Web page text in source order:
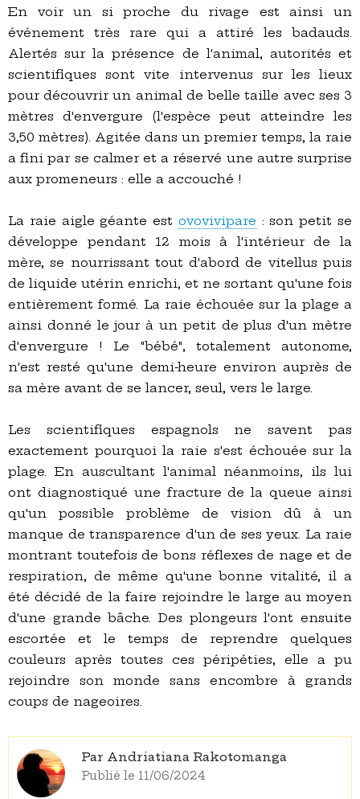
En voir un si proche du rivage est ainsi un
événement très rare qui a attiré les badauds.
Alertés sur la présence de l'animal, autorités et
scientifiques sont vite intervenus sur les lieux
pour découvrir un animal de belle taille avec ses 3
mètres d'envergure (l'espèce peut atteindre les
3,50 mètres). Agitée dans un premier temps, la raie
a fini par se calmer et a réservé une autre surprise
aux promeneurs : elle a accouché !
La raie aigle géante est ovovivipare : son petit se
développe pendant 12 mois à l'intérieur de la
mère, se nourrissant tout d'abord de vitellus puis
de liquide utérin enrichi, et ne sortant qu'une fois
entièrement formé. La raie échouée sur la plage a
ainsi donné le jour à un petit de plus d'un mètre
d'envergure ! Le "bébé", totalement autonome,
n'est resté qu'une demi-heure environ auprès de
sa mère avant de se lancer, seul, vers le large.
Les scientifiques espagnols ne savent pas
exactement pourquoi la raie s'est échouée sur la
plage. En auscultant l'animal néanmoins, ils lui
ont diagnostiqué une fracture de la queue ainsi
qu'un possible problème de vision dû à un
manque de transparence d'un de ses yeux. La raie
montrant toutefois de bons réflexes de nage et de
respiration, de même qu'une bonne vitalité, il a
été décidé de la faire rejoindre le large au moyen
d'une grande bâche. Des plongeurs l'ont ensuite
escortée et le temps de reprendre quelques
couleurs après toutes ces péripéties, elle a pu
rejoindre son monde sans encombre à grands
coups de nageoires.
Par Andriatiana Rakotomanga
Publié le 11/06/2024